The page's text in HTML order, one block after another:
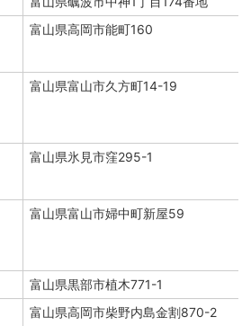
富山県高岡市能町160
富山県富山市久方町14-19
富山県氷見市窪295-1
富山県富山市婦中町新屋59
富山県黒部市植木771-1
富山県高岡市柴野内島金割870-2